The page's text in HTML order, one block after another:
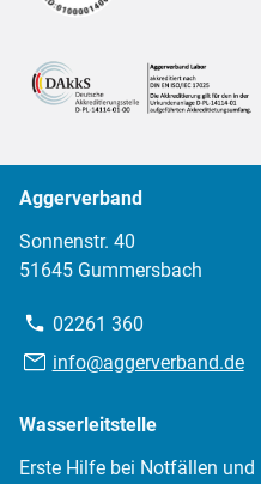
Aggerverband
Sonnenstr. 40
51645 Gummersbach
Telefon:
02261 360
E-
Mail:
info@aggerverband.de
Wasserleitstelle
Erste Hilfe bei Notfällen